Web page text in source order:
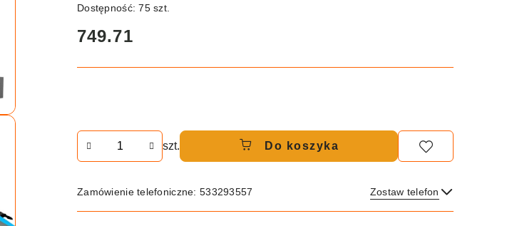
Dostępność:75szt.
cena:
749.71
szt. Do koszyka
Zamówienie telefoniczne: 533293557 Zostaw telefon
Wyślij